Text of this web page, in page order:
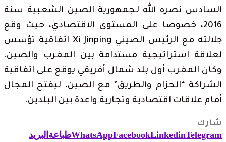
السادس نصره الله لجمهورية الصين الشعبية سنة
2016، خصوصا على المستوى الاقتصادي، حيث وقع
جلالته مع الرئيس الصيني Xi Jinping اتفاقية تؤسس
لعلاقة استراتيجية مستدامة بين المغرب والصين.
وكان المغرب أول بلد شمال أفريقي يوقع على اتفاقية
الشراكة “الحزام والطريق” مع الصين، ليفتح المجال
أمام علاقات اقتصادية وتجارية واعدة بين البلدين.
شارك
WhatsAppFacebookLinkedinTelegram طباعة البريد